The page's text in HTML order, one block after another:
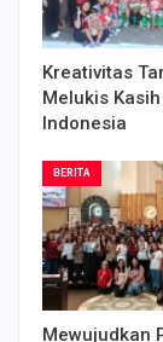
Kreativitas
Melukis
Indonesia
BERITA
Mewujudkan